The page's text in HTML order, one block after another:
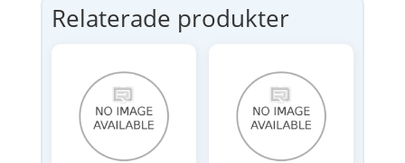
Relaterade produkter